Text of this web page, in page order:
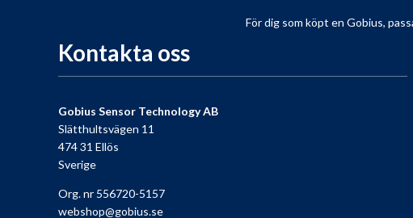
För dig som köpt en Gobius,
Kontakta oss
Gobius Sensor Technology AB
Slätthultsvägen 11
474 31 Ellös
Sverige
Org. nr 556720-5157
webshop@gobius.se